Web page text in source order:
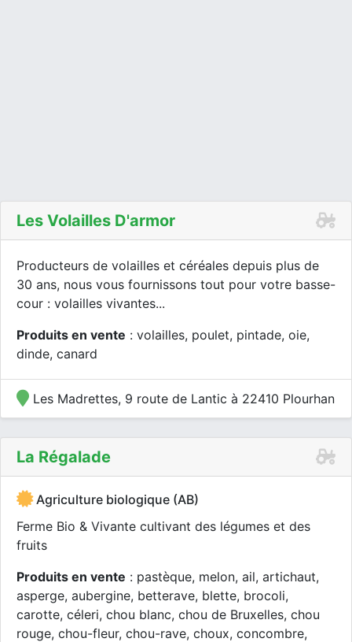
Les Volailles D'armor
Producteurs de volailles et céréales depuis plus de
30 ans, nous vous fournissons tout pour votre basse-
cour : volailles vivantes...
Produits en vente : volailles, poulet, pintade, oie,
dinde, canard
Les Madrettes, 9 route de Lantic à 22410 Plourhan
La Régalade
Agriculture biologique (AB)
Ferme Bio & Vivante cultivant des légumes et des
fruits
Produits en vente : pastèque, melon, ail, artichaut,
asperge, aubergine, betterave, blette, brocoli,
carotte, céleri, chou blanc, chou de Bruxelles, chou
rouge, chou-fleur, chou-rave, choux, concombre,